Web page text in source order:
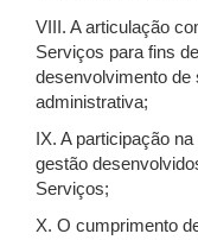
VIII. A articulação
Serviços para fins
desenvolvimento de
administrativa;
IX. A participação
gestão
Serviços;
X. O cumprimento